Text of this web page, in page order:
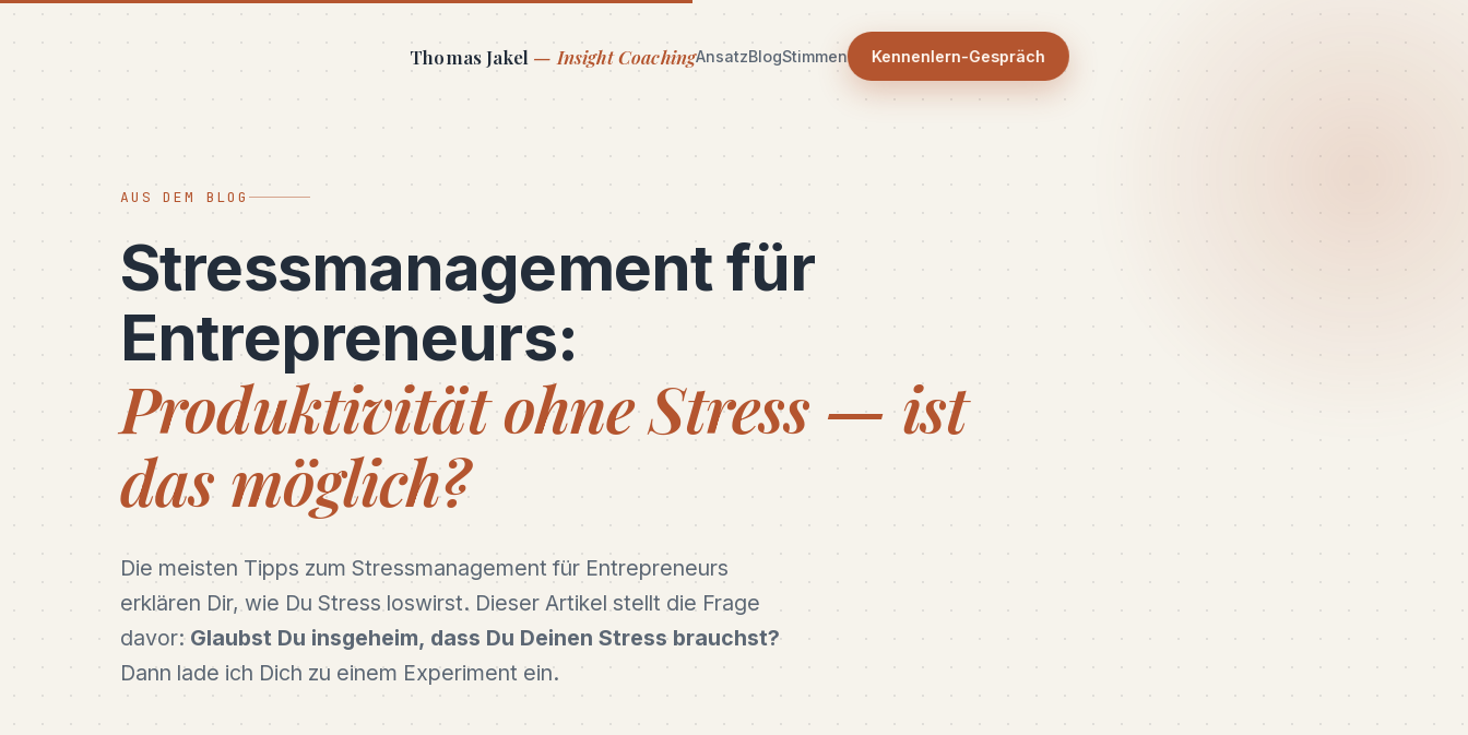
Thomas Jakel — Insight CoachingAnsatzBlogStimmen Kennenlern-Gespräch
AUS DEM BLOG
Stressmanagement für
Entrepreneurs:
Produktivität ohne Stress — ist
das möglich?
Die meisten Tipps zum Stressmanagement für Entrepreneurs
erklären Dir, wie Du Stress loswirst. Dieser Artikel stellt die Frage
davor: Glaubst Du insgeheim, dass Du Deinen Stress brauchst?
Dann lade ich Dich zu einem Experiment ein.